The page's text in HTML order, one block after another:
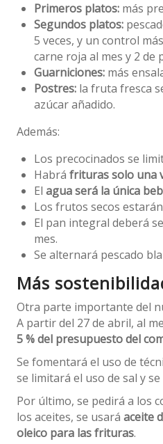
Primeros platos: más
Segundos platos:
5 veces, y un control
carne roja al mes y 2 de
Guarniciones: más
Postres: la fruta fresca
azúcar añadido.
Además:
Los precocinados se
Habrá frituras solo una
El agua será la única
Los frutos secos
El pan integral deberá
mes.
Se alternará pescado
Más
Otra parte importante del
A partir del 27 de abril, al
5 % del presupuesto del
Se fomentará el uso de
se limitará el uso de sal y
Por último, se pedirá a los
los aceites, se usará aceite
oleico para las frituras.